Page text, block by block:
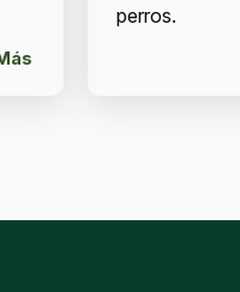
perros.